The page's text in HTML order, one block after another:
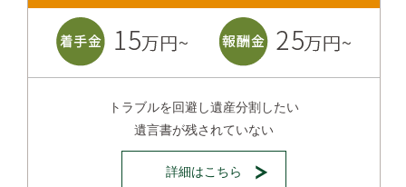
トラブルを回避し遺産分割したい
遺言書が残されていない
詳細はこちら